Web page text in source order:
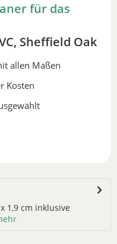
für das
Sheffield Oak
allen Maßen
Kosten
1,9 cm inklusive